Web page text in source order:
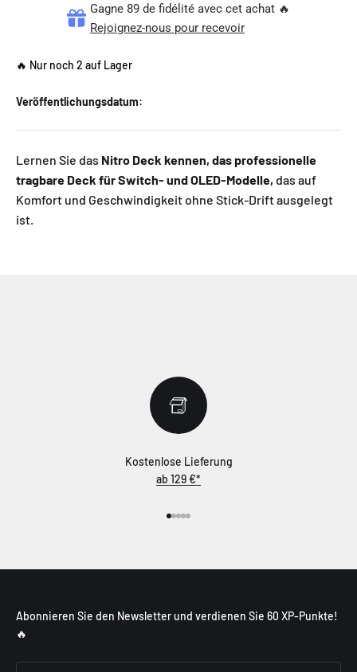
Gagne 89 de fidélité avec cet achat 🔥
Rejoignez-nous pour recevoir
🔥 Nur noch 2 auf Lager
Veröffentlichungsdatum:
Lernen Sie das Nitro Deck kennen, das professionelle
tragbare Deck für Switch- und OLED-Modelle, das auf
Komfort und Geschwindigkeit ohne Stick-Drift ausgelegt
ist.
Kostenlose Lieferung
ab 129 €*
Abonnieren Sie den Newsletter und verdienen Sie 60 XP-Punkte!
🔥